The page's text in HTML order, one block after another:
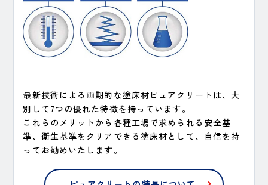
最新技術による画期的な塗床材ピュアクリートは、大
別して7つの優れた特徴を持っています。
これらのメリットから各種工場で求められる安全基
準、衛生基準をクリアできる塗床材として、自信を持
ってお勧めいたします。